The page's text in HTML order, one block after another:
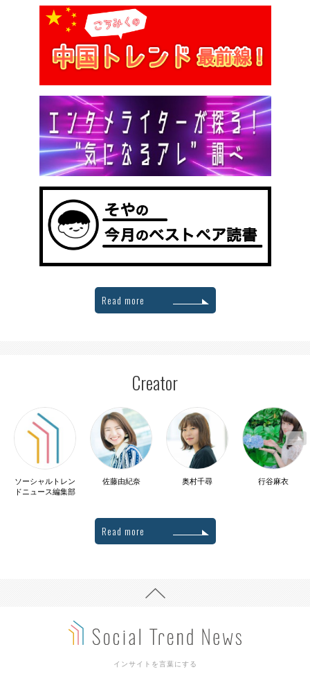
Read more
Creator
ソーシャルトレン
ドニュース編集部
佐藤由紀奈 奥村千尋 行谷麻衣
Read more
インサイトを言葉にする